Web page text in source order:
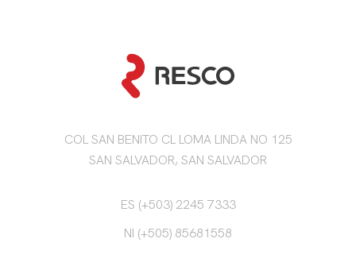
COL SAN BENITO CL LOMA LINDA NO 125
SAN SALVADOR, SAN SALVADOR
ES (+503) 2245 7333
NI (+505) 85681558